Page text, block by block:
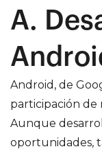
A.
Android, de
participación
Aunque
oportunidades,